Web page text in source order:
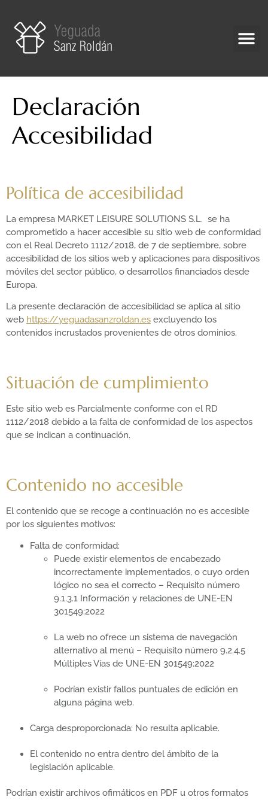
Declaración
Accesibilidad
Política de accesibilidad
La empresa MARKET LEISURE SOLUTIONS S.L. se ha
comprometido a hacer accesible su sitio web de conformidad
con el Real Decreto 1112/2018, de 7 de septiembre, sobre
accesibilidad de los sitios web y aplicaciones para dispositivos
móviles del sector público, o desarrollos financiados desde
Europa.
La presente declaración de accesibilidad se aplica al sitio
web https://yeguadasanzroldan.es excluyendo los
contenidos incrustados provenientes de otros dominios.
Situación de cumplimiento
Este sitio web es Parcialmente conforme con el RD
1112/2018 debido a la falta de conformidad de los aspectos
que se indican a continuación.
Contenido no accesible
El contenido que se recoge a continuación no es accesible
por los siguientes motivos:
Falta de conformidad:
Puede existir elementos de encabezado
incorrectamente implementados, o cuyo orden
lógico no sea el correcto – Requisito número
9.1.3.1 Información y relaciones de UNE-EN
301549:2022
La web no ofrece un sistema de navegación
alternativo al menú – Requisito número 9.2.4.5
Múltiples Vías de UNE-EN 301549:2022
Podrían existir fallos puntuales de edición en
alguna página web.
Carga desproporcionada: No resulta aplicable.
El contenido no entra dentro del ámbito de la
legislación aplicable.
Podrían existir archivos ofimáticos en PDF u otros formatos